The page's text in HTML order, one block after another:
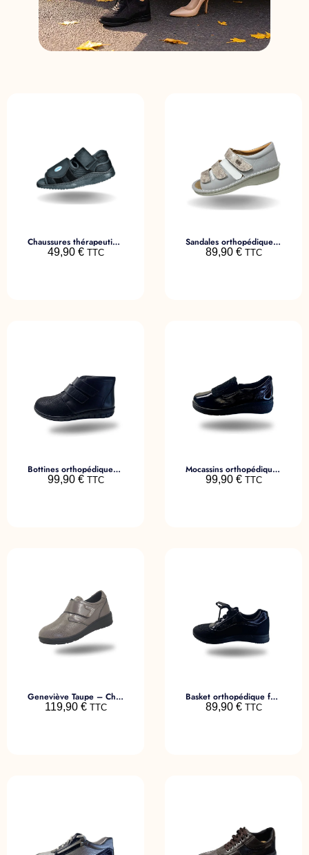
Chaussures thérapeutiques Décharge Avant-Pied
49,90 € TTC
Sandales orthopédiques Isabeau gris perle
89,90 € TTC
Bottines orthopédiques femme – Galet Noir
99,90 € TTC
Mocassins orthopédiques femme – Girly Noir
99,90 € TTC
Geneviève Taupe – Chaussures orthopédiques femme
119,90 € TTC
Basket orthopédique femme – Guipure
89,90 € TTC